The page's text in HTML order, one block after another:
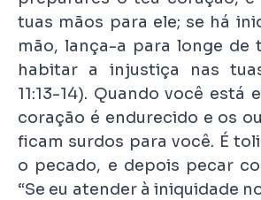
tuas mãos para ele; se há
mão, lança-a para longe de
habitar a injustiça nas
11:13-14). Quando você está
coração é endurecido e os
ficam surdos para você. É
o pecado, e depois pecar
“Se eu atender à iniquidade